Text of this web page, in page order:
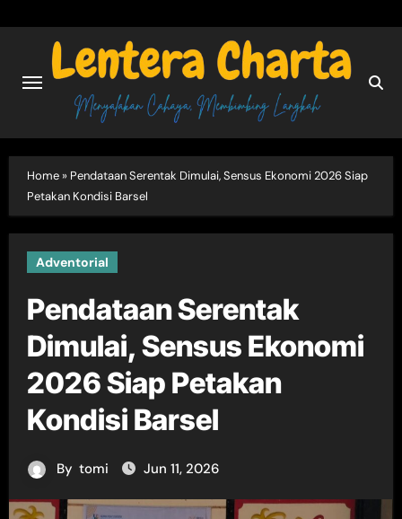
Home» Pendataan Serentak Dimulai, Sensus Ekonomi 2026 Siap
Petakan Kondisi Barsel
Adventorial
Pendataan Serentak
Dimulai, Sensus Ekonomi
2026 Siap Petakan
Kondisi Barsel
By tomi Jun 11, 2026